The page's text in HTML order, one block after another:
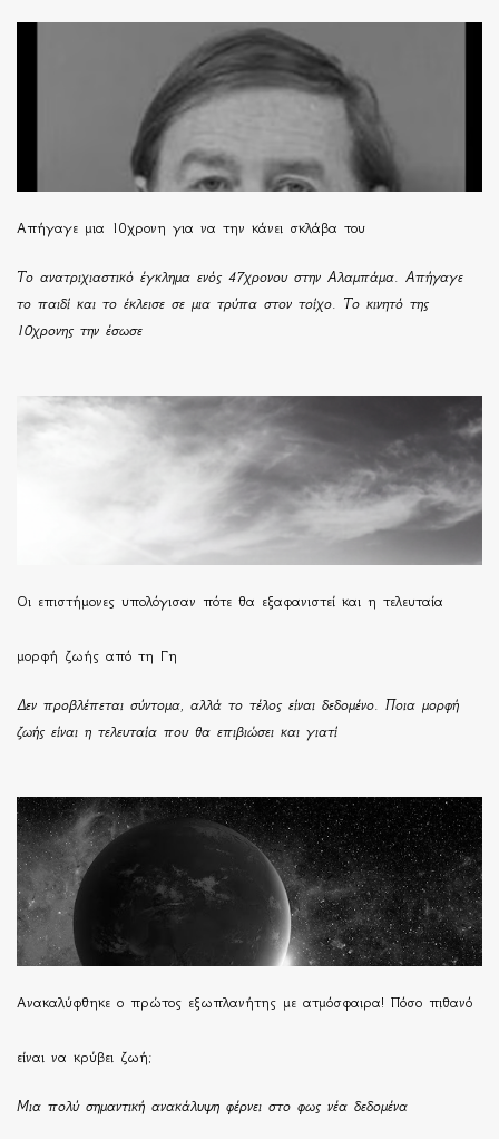
Απήγαγε μια 10χρονη για να την κάνει σκλάβα του
Το ανατριχιαστικό έγκλημα ενός 47χρονου στην Αλαμπάμα. Απήγαγε
το παιδί και το έκλεισε σε μια τρύπα στον τοίχο. Το κινητό της
10χρονης την έσωσε
Οι επιστήμονες υπολόγισαν πότε θα εξαφανιστεί και η τελευταία
μορφή ζωής από τη Γη
Δεν προβλέπεται σύντομα, αλλά το τέλος είναι δεδομένο. Ποια μορφή
ζωής είναι η τελευταία που θα επιβιώσει και γιατί
Ανακαλύφθηκε ο πρώτος εξωπλανήτης με ατμόσφαιρα! Πόσο πιθανό
είναι να κρύβει ζωή;
Μια πολύ σημαντική ανακάλυψη φέρνει στο φως νέα δεδομένα